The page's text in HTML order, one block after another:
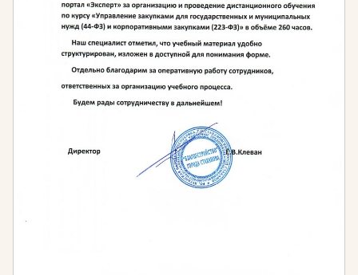
Штраф за несоблюдение требований
законодательства
Нарушения норм трудового права в части
отсутствия у специалистов достаточного уровня
квалификации, предусмотренного частью 1 статьи
5.27 КоАП РФ влечет к риску наложения
административного штрафа:
на должностных лиц в размере от 1 тысячи до 5